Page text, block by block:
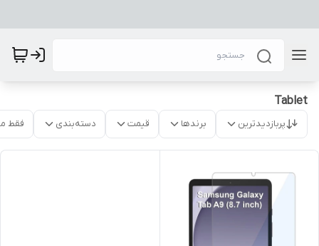
Tablet
پربازدیدترین برندها قیمت دسته‌بندی فقط